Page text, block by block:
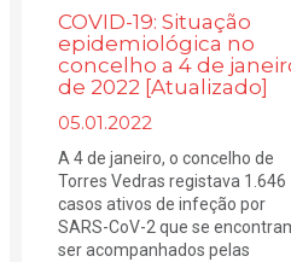
COVID-19: Situação
epidemiológica no
concelho a 4 de
de 2022 [Atualizado]
05.01.2022
A 4 de janeiro, o concelho de
Torres Vedras registava 1.646
casos ativos de infeção por
SARS-CoV-2 que se
ser acompanhados pelas